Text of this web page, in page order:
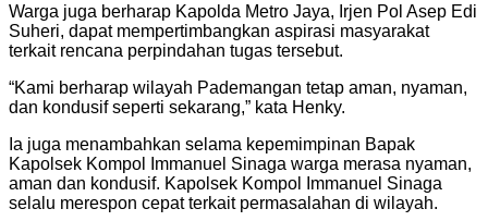
Warga juga berharap Kapolda Metro Jaya, Irjen Pol Asep Edi
Suheri, dapat mempertimbangkan aspirasi masyarakat
terkait rencana perpindahan tugas tersebut.
“Kami berharap wilayah Pademangan tetap aman, nyaman,
dan kondusif seperti sekarang,” kata Henky.
Ia juga menambahkan selama kepemimpinan Bapak
Kapolsek Kompol Immanuel Sinaga warga merasa nyaman,
aman dan kondusif. Kapolsek Kompol Immanuel Sinaga
selalu merespon cepat terkait permasalahan di wilayah.